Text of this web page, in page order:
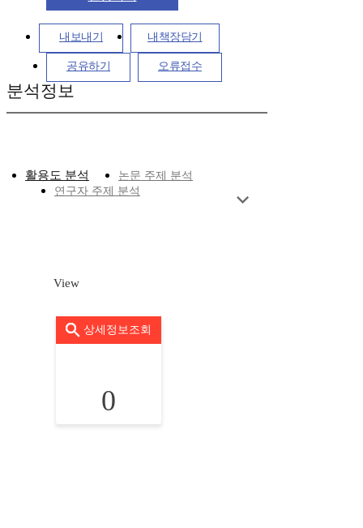
내보내기 내책장담기
공유하기 오류접수
분석정보
활용도 분석
논문 주제 분석
연구자 주제 분석
View
상세정보조회
0